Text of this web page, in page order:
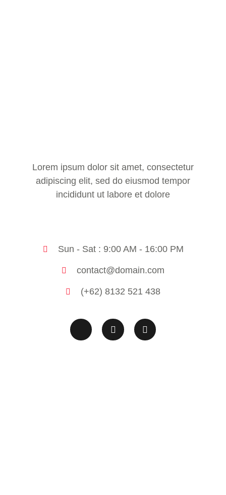
Lorem ipsum dolor sit amet, consectetur
adipiscing elit, sed do eiusmod tempor
incididunt ut labore et dolore
Sun - Sat : 9:00 AM - 16:00 PM
contact@domain.com
(+62) 8132 521 438